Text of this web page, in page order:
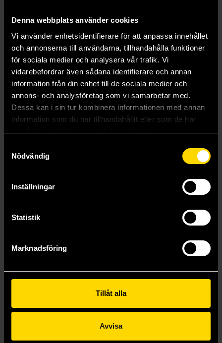
Denna webbplats använder cookies
Vi använder enhetsidentifierare för att anpassa innehållet
och annonserna till användarna, tillhandahålla funktioner
för sociala medier och analysera vår trafik. Vi
vidarebefordrar även sådana identifierare och annan
information från din enhet till de sociala medier och
annons- och analysföretag som vi samarbetar med.
Dessa kan i sin tur kombinera informationen med annan
information som du har tillhandahållit eller som de har
samlat in när du har använt deras tjänster.
Nödvändig
Inställningar
Statistik
Marknadsföring
Tillåt alla
Avvisa
King of Battle and Blood
199 kr
Beställ